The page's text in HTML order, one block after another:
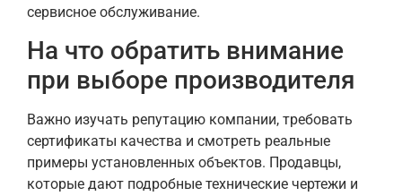
сервисное обслуживание.
На что обратить внимание
при выборе производителя
Важно изучать репутацию компании, требовать
сертификаты качества и смотреть реальные
примеры установленных объектов. Продавцы,
которые дают подробные технические чертежи и